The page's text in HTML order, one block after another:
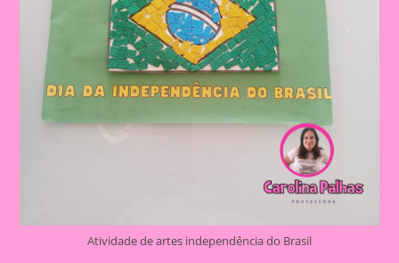
Atividade de artes independência do Brasil